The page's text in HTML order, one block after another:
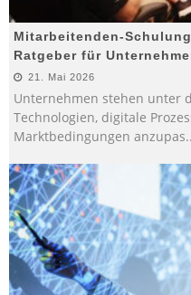
Mitarbeitenden-
Ratgeber für
21. Mai 2026
Unternehmen stehen unter
Technologien, digitale
Marktbedingungen anzupas